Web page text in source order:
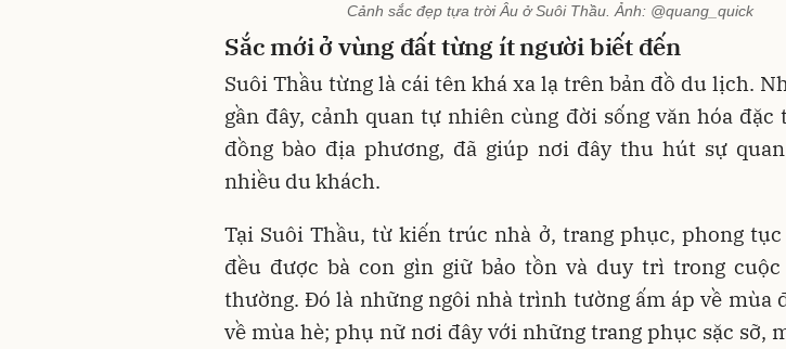
Cảnh sắc đẹp tựa trời Âu ở Suôi Thầu. Ảnh: @quang_quick
Sắc mới ở vùng đất từng ít người biết đến
Suôi Thầu từng là cái tên khá xa lạ trên bản đồ du lịch.
gần đây, cảnh quan tự nhiên cùng đời sống văn hóa đặc
đồng bào địa phương, đã giúp nơi đây thu hút sự
nhiều du khách.
Tại Suôi Thầu, từ kiến trúc nhà ở, trang phục, phong
đều được bà con gìn giữ bảo tồn và duy trì trong cuộc
thường. Đó là những ngôi nhà trình tường ấm áp về mùa
về mùa hè; phụ nữ nơi đây với những trang phục sặc sỡ,